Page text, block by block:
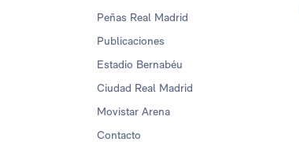
Peñas Real Madrid
Publicaciones
Estadio Bernabéu
Ciudad Real Madrid
Movistar Arena
Contacto